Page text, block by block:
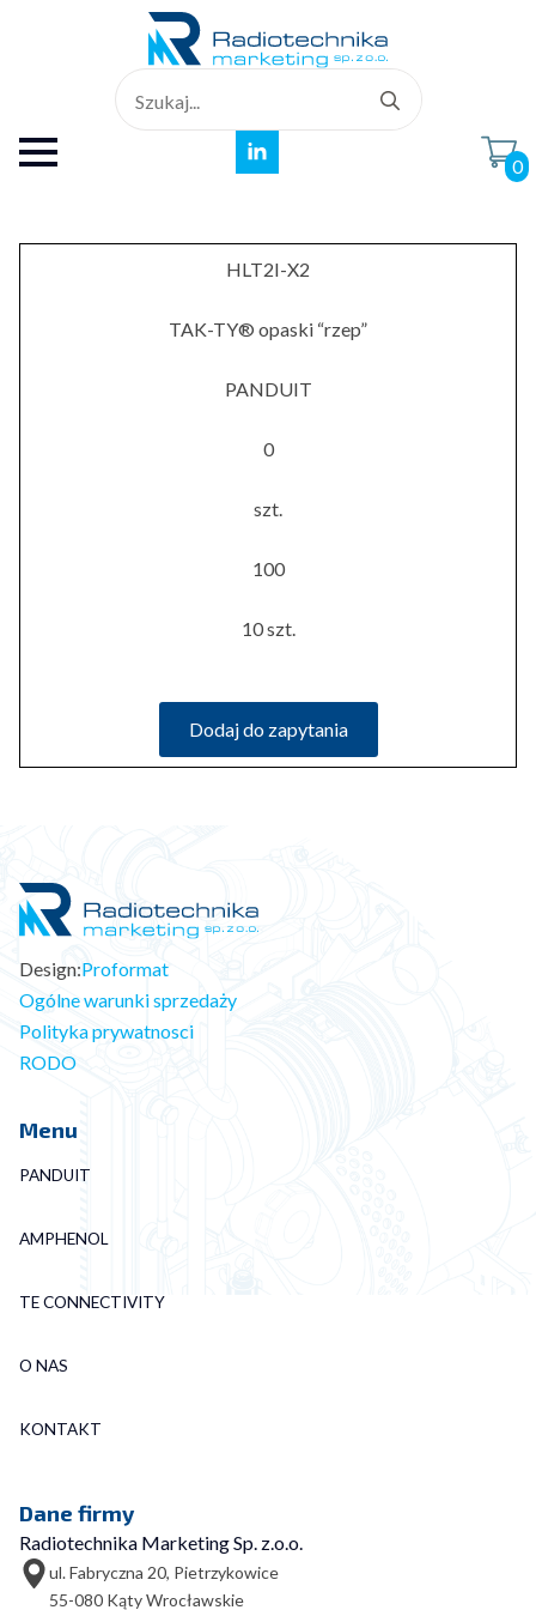
for:
0
HLT2I-X2
TAK-TY® opaski “rzep”
PANDUIT
0
szt.
100
10 szt.
Dodaj do zapytania
Design:Proformat
Ogólne warunki sprzedaży
Polityka prywatnosci
RODO
Menu
PANDUIT
AMPHENOL
TE CONNECTIVITY
O NAS
KONTAKT
Dane firmy
Radiotechnika Marketing Sp. z.o.o.
ul. Fabryczna 20, Pietrzykowice
55-080 Kąty Wrocławskie